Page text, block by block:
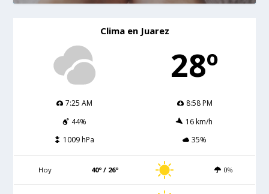
Clima en Juarez
28º
7:25 AM
8:58 PM
44%
16 km/h
1009 hPa
35%
Hoy 40º / 26º 0%